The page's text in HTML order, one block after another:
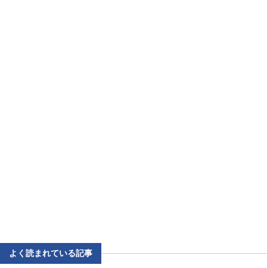
よく読まれている記事